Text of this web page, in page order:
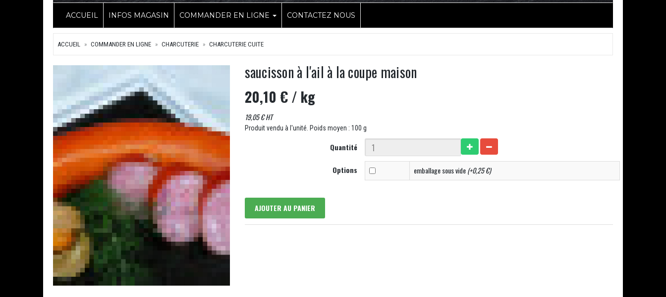
ACCUEIL INFOS MAGASIN COMMANDER EN LIGNE CONTACTEZ NOUS
ACCUEIL COMMANDER EN LIGNE CHARCUTERIE CHARCUTERIE CUITE
saucisson à l'ail à la coupe maison
20,10 €/ kg
19,05 € HT
Produit vendu à l'unité. Poids moyen : 100 g
Quantité
Options emballage sous vide(+0,25 €)
AJOUTER AU PANIER